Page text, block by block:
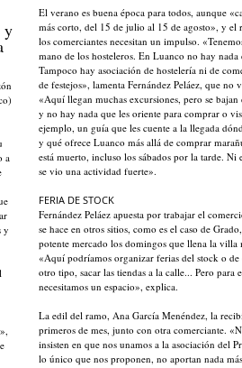
y
a
y
El verano es buena época para todos, aunque
más corto, del 15 de julio al 15 de agosto», y el
los comerciantes necesitan un impulso.
mano de los hosteleros. En Luanco no hay nada
Tampoco hay asociación de hostelería ni de
de festejos», lamenta Fernández Peláez, que no
«Aquí llegan muchas excursiones, pero se bajan
y no hay nada que les oriente para comprar o
ejemplo, un guía que les cuente a la llegada
y qué ofrece Luanco más allá de comprar
está muerto, incluso los sábados por la tarde. Ni
se vio una actividad fuerte».
FERIA DE STOCK
Fernández Peláez apuesta por trabajar el
se hace en otros sitios, como es el caso de
potente mercado los domingos que llena la villa
«Aquí podríamos organizar ferias del stock o
otro tipo, sacar las tiendas a la calle... Pero para
necesitamos un espacio», explica.
La edil del ramo, Ana García Menéndez, la
primeros de mes, junto con otra comerciante.
insisten en que nos unamos a la asociación del
lo único que nos proponen, no aportan nada